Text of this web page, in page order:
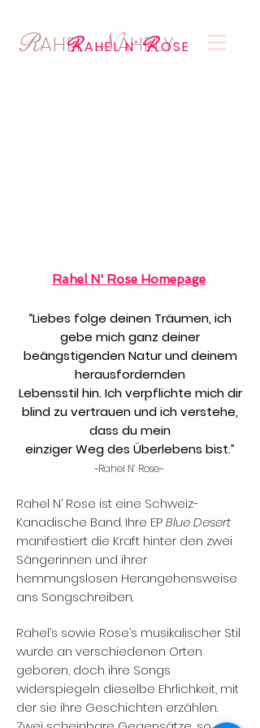
RAHELNAHELY
RAHEL N' ROSE
Rahel N' Rose Homepage
“Liebes folge deinen Träumen, ich
gebe mich ganz deiner
beängstigenden Natur und deinem
herausfordernden
Lebensstil hin. Ich verpflichte mich dir
blind zu vertrauen und ich verstehe,
dass du mein
einziger Weg des Überlebens bist.”
~Rahel N’ Rose~
Rahel N’ Rose ist eine Schweiz-
Kanadische Band. Ihre EPBlue Desert
manifestiert die Kraft hinter den zwei
Sängerinnen und ihrer
hemmungslosen Herangehensweise
ans Songschreiben.
Rahel’s sowie Rose’s musikalischer Stil
wurde an verschiedenen Orten
geboren, doch ihre Songs
widerspiegeln dieselbe Ehrlichkeit, mit
der sie ihre Geschichten erzählen.